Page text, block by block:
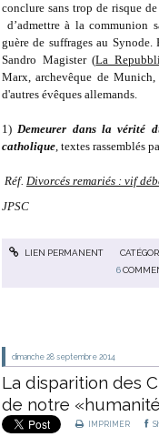
conclure sans trop de risque
d’admettre à la communion
guère de suffrages au
Sandro Magister (La
Marx, archevêque de
d'autres évêques allemands.
1)Demeurer dans la vérité
catholique, textes rassemblés
Réf. Divorcés remariés : vif
JPSC
LIEN PERMANENT
6
dimanche 28 septembre 2014
La disparition des
de notre
IMPRIMER